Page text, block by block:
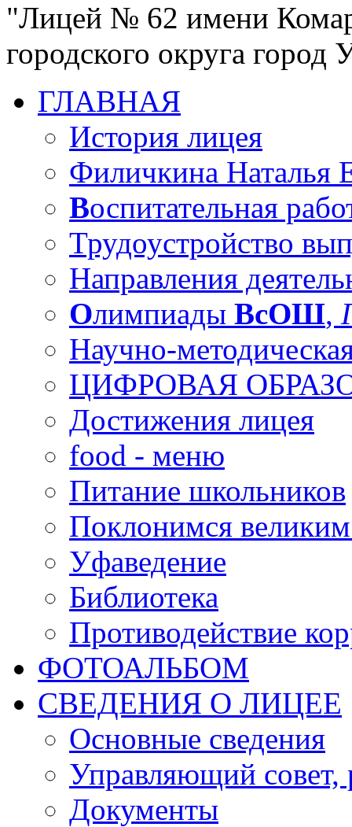
"Лицей № 62 имени
городского округа
ГЛАВНАЯ
История лицея
Филичкина Наталья
Воспитательная
Трудоустройство
Направления
Олимпиады ВсОШ,
Научно-
ЦИФРОВАЯ
Достижения лицея
food - меню
Питание школьников
Поклонимся
Уфаведение
Библиотека
Противодействие
ФОТОАЛЬБОМ
СВЕДЕНИЯ О ЛИЦЕЕ
Основные сведения
Управляющий совет,
Документы